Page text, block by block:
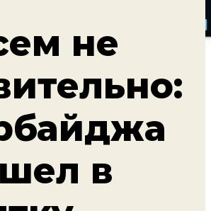
не
в